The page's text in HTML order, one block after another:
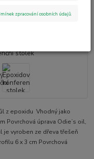
stolek
z epoxidu Vhodný jako
Povrchová úprava Odie’s oil,
je vyroben ze dřeva třešeň
6 x 3 cm Povrchová
zpracování osobních údajů.